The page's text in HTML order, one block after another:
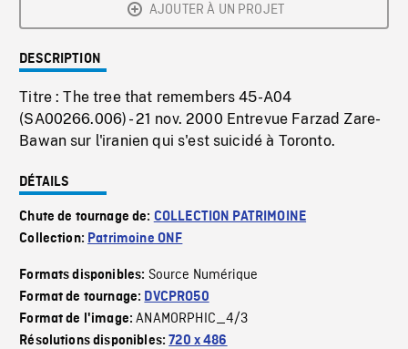
AJOUTER À UN PROJET
DESCRIPTION
Titre : The tree that remembers 45-A04
(SA00266.006) - 21 nov. 2000 Entrevue Farzad Zare-
Bawan sur l'iranien qui s'est suicidé à Toronto.
DÉTAILS
Chute de tournage de: COLLECTION PATRIMOINE
Collection: Patrimoine ONF
Formats disponibles: Source Numérique
Format de tournage: DVCPRO50
Format de l'image:ANAMORPHIC_4/3
Résolutions disponibles:720 x 486